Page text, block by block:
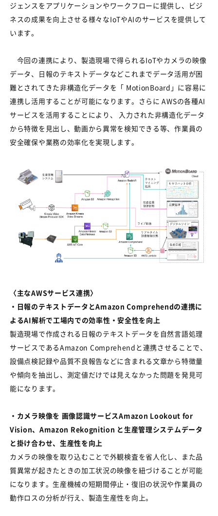
ジェンスをアプリケーションやワークフローに提供し、ビジ
ネスの成果を向上させる様々なIoTやAIのサービスを提供して
います。
今回の連携により、製造現場で得られるIoTやカメラの映像
データ、日報のテキストデータなどこれまでデータ活用が困
難とされてきた非構造化データを「 MotionBoard 」に容易に
連携し活用することが可能になります。さらに AWSの各種AI
サービスを活用することにより、 入力された非構造化データ
から特徴を見出し、動画から異常を検知できる等、作業員の
安全確保や業務の効率化を実現します。
〈主なAWSサービス連携〉
・日報のテキストデータとAmazon Comprehendの連携に
よるAI解析で工場内での効率性・安全性を向上
製造現場で作成される日報のテキストデータを自然言語処理
サービスであるAmazon Comprehend と連携させることで、
設備点検記録や品質不良報告などに含まれる文章から特徴量
や傾向を抽出し、測定値だけでは見えなかった問題を発見可
能になります。
・カメラ映像を 画像認識サービスAmazon Lookout for
Vision、 Amazon Rekognition と生産管理システムデータ
と掛け合わせ、生産性を向上
カメラの映像を取り込むことで外観検査を省人化し、また品
質異常が起きたときの加工状況の映像を紐づけることが可能
になります。生産機械の短期間停止・復旧の状況や作業員の
動作ロスの分析が行え、製造生産性を向上。